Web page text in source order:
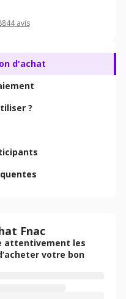
avis
d'achat
?
Fnac
attentivement les
votre bon